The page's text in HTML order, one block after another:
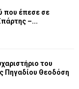
που έπεσε σε
–...
του
Πηγαδίου Θεοδόση